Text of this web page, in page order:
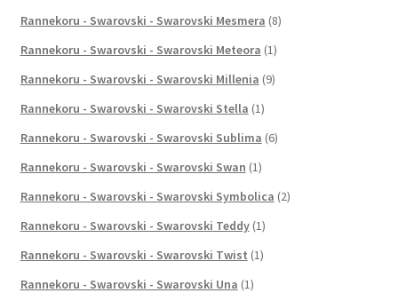
Rannekoru - Swarovski - Swarovski Mesmera (8)
Rannekoru - Swarovski - Swarovski Meteora (1)
Rannekoru - Swarovski - Swarovski Millenia (9)
Rannekoru - Swarovski - Swarovski Stella (1)
Rannekoru - Swarovski - Swarovski Sublima (6)
Rannekoru - Swarovski - Swarovski Swan (1)
Rannekoru - Swarovski - Swarovski Symbolica (2)
Rannekoru - Swarovski - Swarovski Teddy (1)
Rannekoru - Swarovski - Swarovski Twist (1)
Rannekoru - Swarovski - Swarovski Una (1)